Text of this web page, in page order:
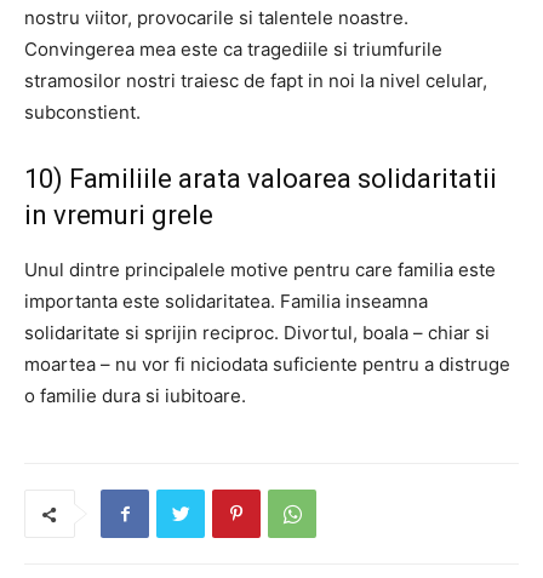
nostru viitor, provocarile si talentele noastre.
Convingerea mea este ca tragediile si triumfurile
stramosilor nostri traiesc de fapt in noi la nivel celular,
subconstient.
10) Familiile arata valoarea solidaritatii
in vremuri grele
Unul dintre principalele motive pentru care familia este
importanta este solidaritatea. Familia inseamna
solidaritate si sprijin reciproc. Divortul, boala – chiar si
moartea – nu vor fi niciodata suficiente pentru a distruge
o familie dura si iubitoare.